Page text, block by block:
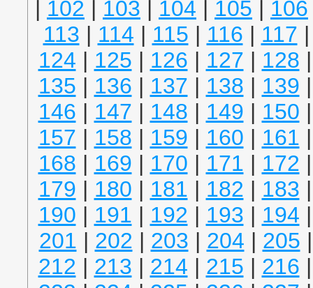
| 102 | 103 | 104 | 105 | 106
113 | 114 | 115 | 116 | 117
124 | 125 | 126 | 127 | 128
135 | 136 | 137 | 138 | 139
146 | 147 | 148 | 149 | 150
157 | 158 | 159 | 160 | 161
168 | 169 | 170 | 171 | 172
179 | 180 | 181 | 182 | 183
190 | 191 | 192 | 193 | 194
201 | 202 | 203 | 204 | 205
212 | 213 | 214 | 215 | 216